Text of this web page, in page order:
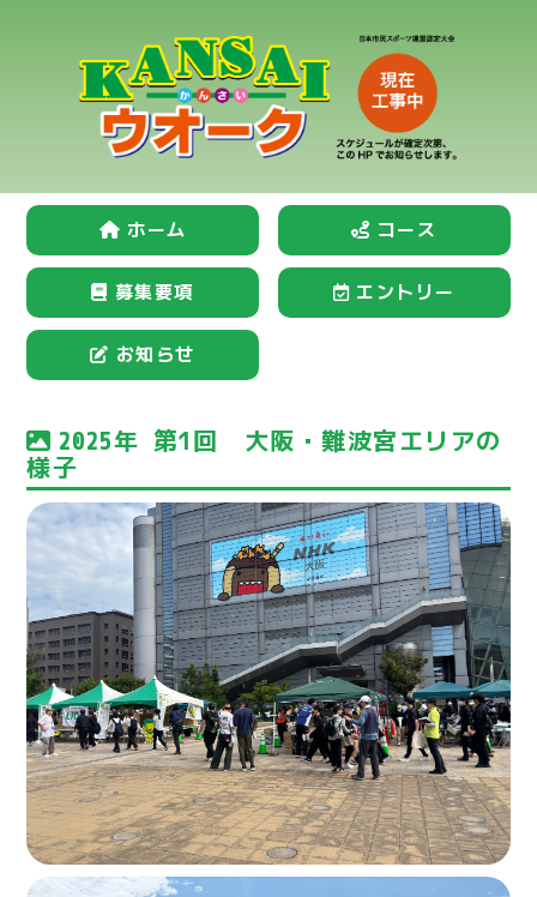
ホーム コース
募集要項 エントリー
お知らせ
2025年 第1回 大阪・難波宮エリアの
様子